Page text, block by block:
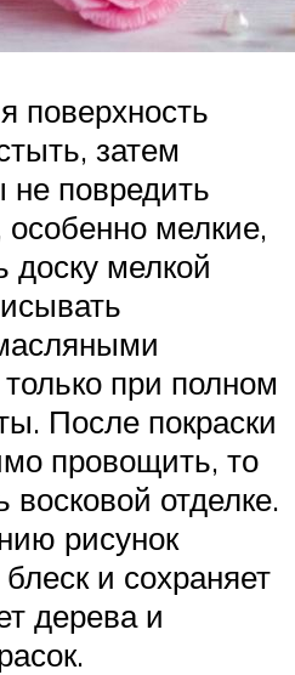
поверхность
затем
не повредить
мелкие,
доску мелкой
при полном
После покраски
провощить, то
восковой отделке.
рисунок
и сохраняет
дерева и